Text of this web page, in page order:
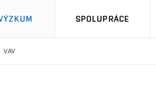
SPOLUPRÁCE
VAV